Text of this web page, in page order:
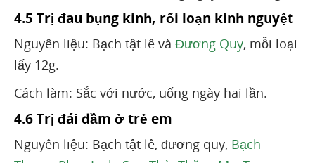
4.5 Trị đau bụng kinh, rối loạn kinh nguyệt
Nguyên liệu: Bạch tật lê và Đương Quy, mỗi loại
lấy 12g.
Cách làm: Sắc với nước, uống ngày hai lần.
4.6 Trị đái dầm ở trẻ em
Nguyên liệu: Bạch tật lê, đương quy, Bạch